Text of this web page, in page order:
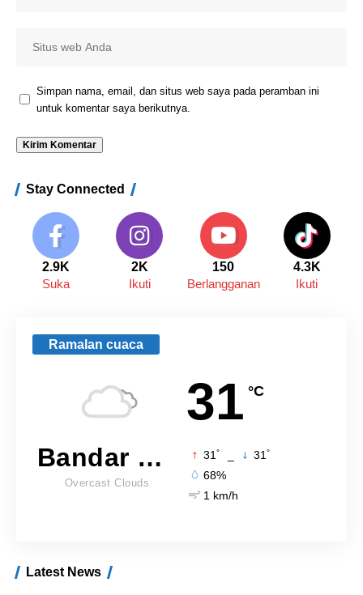
Simpan nama, email, dan situs web saya pada peramban ini
untuk komentar saya berikutnya.
Stay Connected
2.9K
Suka
2K
Ikuti
150
Berlangganan
4.3K
Ikuti
Ramalan cuaca
31 °C
Bandar Lampung
Overcast Clouds
31 ° 31 °
68%
1 km/h
Latest News